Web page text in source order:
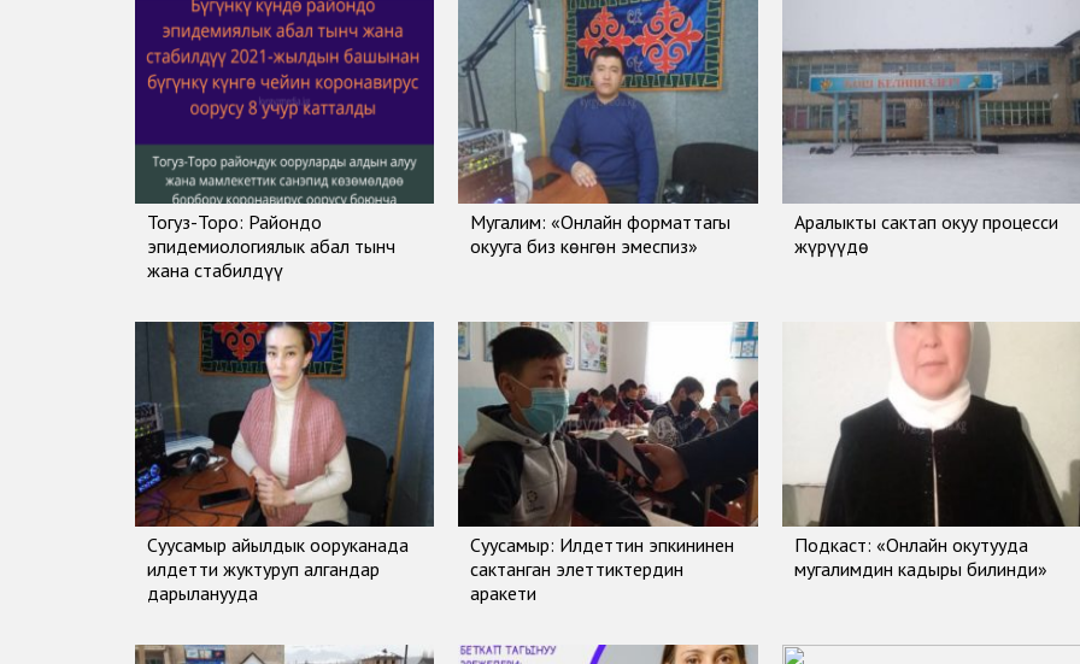
Тогуз-Торо: Райондо
эпидемиологиялык абал тынч
жана стабилдүү
Мугалим: «Онлайн форматтагы
окууга биз көнгөн эмеспиз»
Аралыкты сактап окуу процесси
жүрүүдө
Суусамыр айылдык ооруканада
илдетти жуктуруп алгандар
дарыланууда
Суусамыр: Илдеттин эпкининен
сактанган элеттиктердин
аракети
Подкаст: «Онлайн окутууда
мугалимдин кадыры билинди»